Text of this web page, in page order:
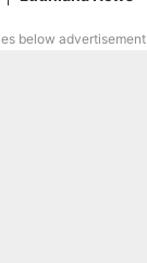
below advertisement